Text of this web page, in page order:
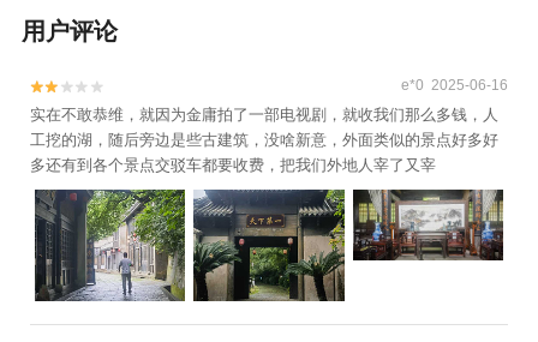
用户评论

 e*0 2025-06-16
实在不敢恭维，就因为金庸拍了一部电视剧，就收我们那么多钱，人
工挖的湖，随后旁边是些古建筑，没啥新意，外面类似的景点好多好
多还有到各个景点交驳车都要收费，把我们外地人宰了又宰